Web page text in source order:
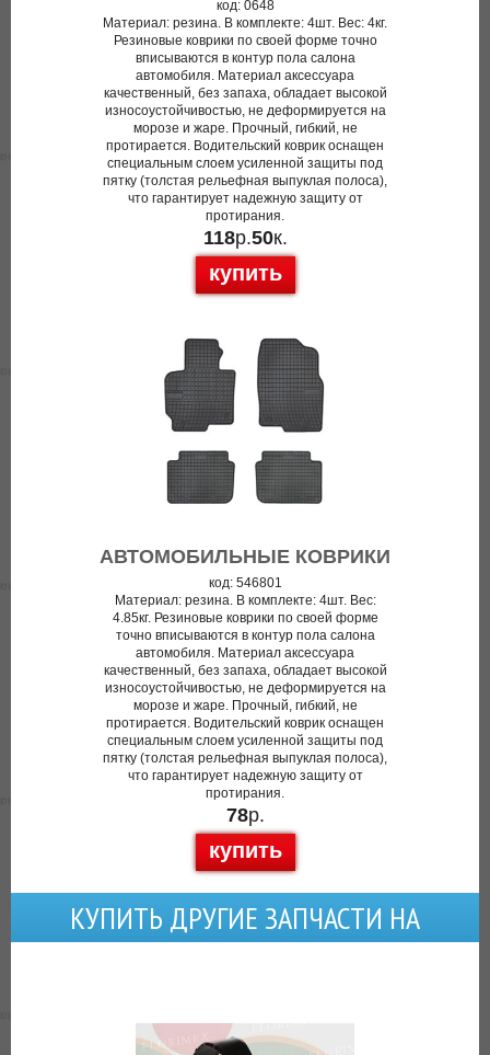
код: 0648
Материал: резина. В комплекте: 4шт. Вес: 4кг.
Резиновые коврики по своей форме точно
вписываются в контур пола салона
автомобиля. Материал аксессуара
качественный, без запаха, обладает высокой
износоустойчивостью, не деформируется на
морозе и жаре. Прочный, гибкий, не
протирается. Водительский коврик оснащен
специальным слоем усиленной защиты под
пятку (толстая рельефная выпуклая полоса),
что гарантирует надежную защиту от
протирания.
118р.50к.
купить
АВТОМОБИЛЬНЫЕ КОВРИКИ
код: 546801
Материал: резина. В комплекте: 4шт. Вес:
4.85кг. Резиновые коврики по своей форме
точно вписываются в контур пола салона
автомобиля. Материал аксессуара
качественный, без запаха, обладает высокой
износоустойчивостью, не деформируется на
морозе и жаре. Прочный, гибкий, не
протирается. Водительский коврик оснащен
специальным слоем усиленной защиты под
пятку (толстая рельефная выпуклая полоса),
что гарантирует надежную защиту от
протирания.
78р.
купить
КУПИТЬ ДРУГИЕ ЗАПЧАСТИ НА